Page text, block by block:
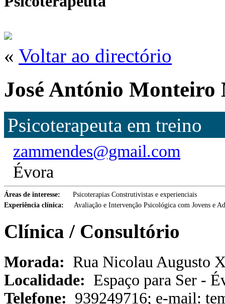
« Voltar ao directório
José António Monteiro
Psicoterapeuta em treino
zammendes@gmail.com
Évora
Áreas de interesse:
Psicoterapias Construtivistas e experienciais
Experiência clínica:
Avaliação e Intervenção Psicológica com Jovens e
Clínica / Consultório
Morada: Rua Nicolau Augusto
Localidade: Espaço para Ser -
Telefone: 939249716; e-mail: